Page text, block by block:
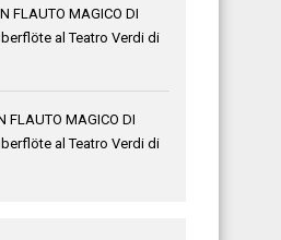
FLAUTO MAGICO DI
al Teatro Verdi di
FLAUTO MAGICO DI
al Teatro Verdi di